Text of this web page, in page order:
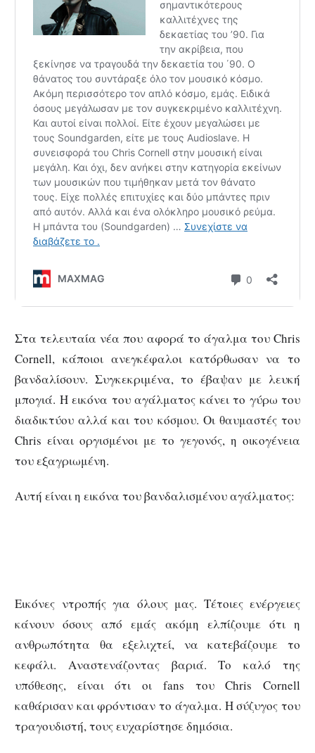
Στα τελευταία νέα που αφορά το άγαλμα του Chris
Cornell, κάποιοι ανεγκέφαλοι κατόρθωσαν να το
βανδαλίσουν. Συγκεκριμένα, το έβαψαν με λευκή
μπογιά. Η εικόνα του αγάλματος κάνει το γύρω του
διαδικτύου αλλά και του κόσμου. Οι θαυμαστές του
Chris είναι οργισμένοι με το γεγονός, η οικογένεια
του εξαγριωμένη.
Αυτή είναι η εικόνα του βανδαλισμένου αγάλματος:
Εικόνες ντροπής για όλους μας. Τέτοιες ενέργειες
κάνουν όσους από εμάς ακόμη ελπίζουμε ότι η
ανθρωπότητα θα εξελιχτεί, να κατεβάζουμε το
κεφάλι. Αναστενάζοντας βαριά. Το καλό της
υπόθεσης, είναι ότι οι fans του Chris Cornell
καθάρισαν και φρόντισαν το άγαλμα. Η σύζυγος του
τραγουδιστή, τους ευχαρίστησε δημόσια.